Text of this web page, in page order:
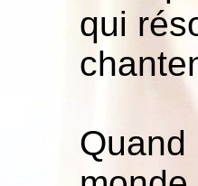
qui
Quand